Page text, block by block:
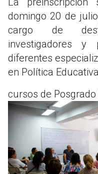
domingo 20 de
cargo de
investigadores y
diferentes
en Política
cursos de Posgrado